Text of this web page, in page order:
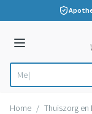
Ga naar de inhoud
Menu
Product, merk,
Vi
Home / Thuiszorg en